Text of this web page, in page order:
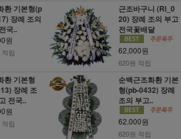
환 기본형(p
장례 조의
국..
원
립
근조바구니 (RI_0
20) 장례 조의 부고
전국꽃배달
62,000원
620원 적립
환 기본형
장례 조
전국..
원
립
순백근조화환 기본
형(pb-0432) 장례
조의 부고..
62,000원
620원 적립